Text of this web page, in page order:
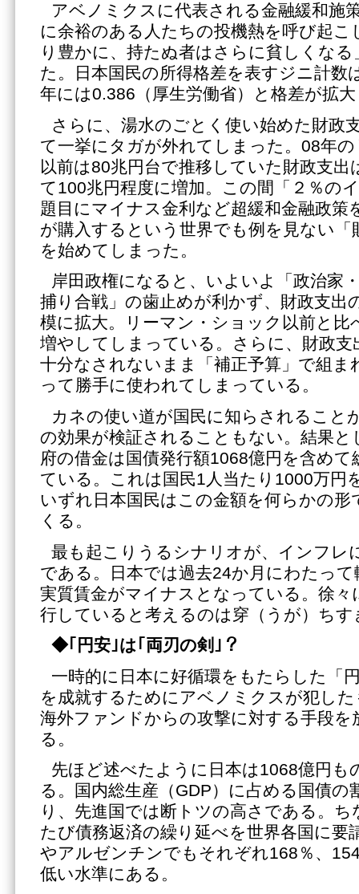
アベノミクスに代表される金融緩和施
に余裕のある人たちの投機熱を呼び起こ
り豊かに、持たぬ者はさらに貧しくな
た。日本国民の所得格差を表すジニ計数
年には0.386（厚生労働省）と格差が拡
さらに、湯水のごとく使い始めた財政
て一挙にタガが外れてしまった。08年
以前は80兆円台で推移していた財政支出
て100兆円程度に増加。この間「２％の
題目にマイナス金利など超緩和金融政策
が購入するという世界でも例を見ない
を始めてしまった。
岸田政権になると、いよいよ「政治家
捕り合戦」の歯止めが利かず、財政支出
模に拡大。リーマン・ショック以前と比
増やしてしまっている。さらに、財政支
十分なされないまま「補正予算」で組ま
って勝手に使われてしまっている。
カネの使い道が国民に知らされること
の効果が検証されることもない。結果と
府の借金は国債発行額1068億円を含め
ている。これは国民1人当たり1000万円
いずれ日本国民はこの金額を何らかの形
くる。
最も起こりうるシナリオが、インフレ
である。日本では過去24か月にわたっ
実質賃金がマイナスとなっている。徐
行していると考えるのは穿（うが）ち
◆｢円安｣は｢両刃の剣｣？
一時的に日本に好循環をもたらした「
を成就するためにアベノミクスが犯し
海外ファンドからの攻撃に対する手段を
る。
先ほど述べたように日本は1068億円も
る。国内総生産（GDP）に占める国債の
り、先進国では断トツの高さである。
たび債務返済の繰り延べを世界各国に要
やアルゼンチンでもそれぞれ168％、
低い水準にある。